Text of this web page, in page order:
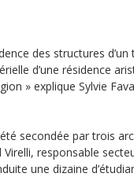
des structures
d’une résidence
» explique Sylvie
secondée par trois
responsable
une dizaine